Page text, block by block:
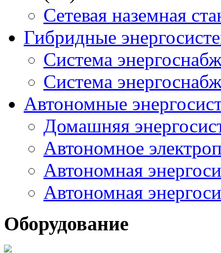
Сетевая наземная
Гибридные
Система
Система
Автономные
Домашняя
Автономное
Автономная
Автономная
Оборудование